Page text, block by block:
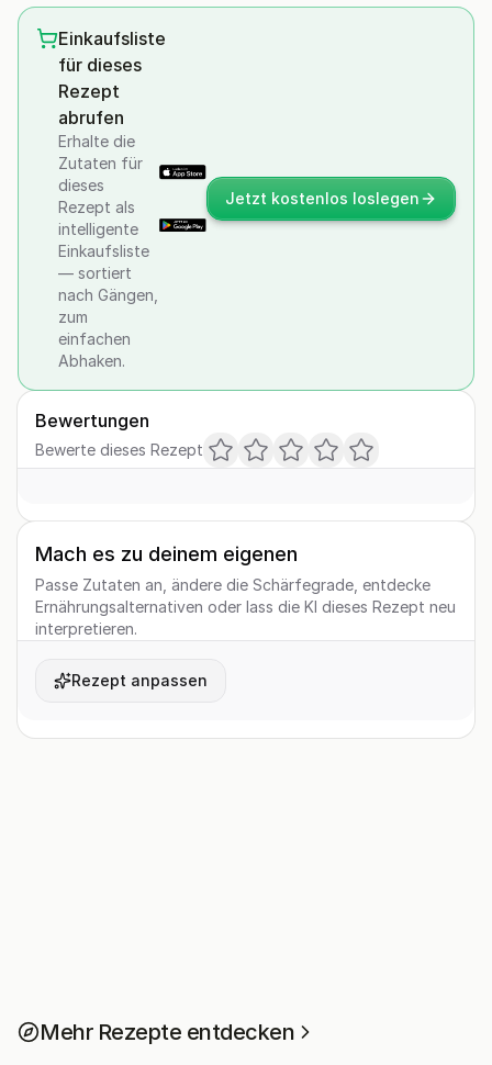
Einkaufsliste
für dieses
Rezept
abrufen
Erhalte die
Zutaten für
dieses
Rezept als
intelligente
Einkaufsliste
— sortiert
nach Gängen,
zum
einfachen
Abhaken.
Jetzt kostenlos loslegen
Bewertungen
Bewerte dieses Rezept
Mach es zu deinem eigenen
Passe Zutaten an, ändere die Schärfegrade, entdecke
Ernährungsalternativen oder lass die KI dieses Rezept neu
interpretieren.
Rezept anpassen
Mehr Rezepte entdecken